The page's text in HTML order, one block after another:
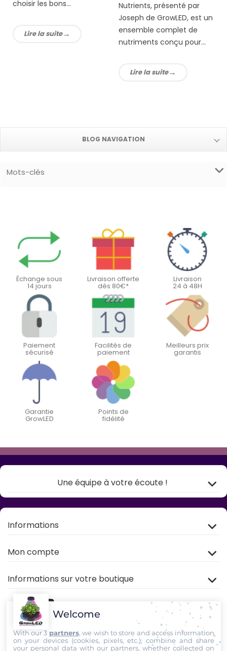
choisir les bons...
Lire la suite
Nutrients, présenté par
Joseph de GrowLED, est un
ensemble complet de
nutriments conçu pour...
Lire la suite
BLOG NAVIGATION
Mots-clés
Échange sous
14 jours
Livraison offerte
dès 80€*
Livraison
24 à 48H
Paiement
sécurisé
Facilités de
paiement
Meilleurs prix
garantis
Garantie
GrowLED
Points de
fidélité
Une équipe à votre écoute !
Informations
Mon compte
Informations sur votre boutique
Welcome
With our 3 partners, we wish to store and access information
on your devices (cookies, pixels, etc.), combine and share
your personal data with our partners, whether collected on